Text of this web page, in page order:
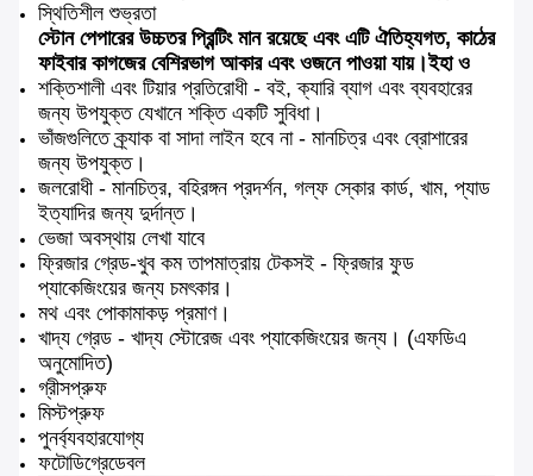
স্থিতিশীল শুভ্রতা
স্টোন পেপারের উচ্চতর প্রিন্টিং মান রয়েছে এবং এটি ঐতিহ্যগত, কাঠের
ফাইবার কাগজের বেশিরভাগ আকার এবং ওজনে পাওয়া যায়।ইহা ও
শক্তিশালী এবং টিয়ার প্রতিরোধী - বই, ক্যারি ব্যাগ এবং ব্যবহারের
জন্য উপযুক্ত যেখানে শক্তি একটি সুবিধা।
ভাঁজগুলিতে ক্র্যাক বা সাদা লাইন হবে না - মানচিত্র এবং ব্রোশারের
জন্য উপযুক্ত।
জলরোধী - মানচিত্র, বহিরঙ্গন প্রদর্শন, গল্ফ স্কোর কার্ড, খাম, প্যাড
ইত্যাদির জন্য দুর্দান্ত।
ভেজা অবস্থায় লেখা যাবে
ফ্রিজার গ্রেড-খুব কম তাপমাত্রায় টেকসই - ফ্রিজার ফুড
প্যাকেজিংয়ের জন্য চমৎকার।
মথ এবং পোকামাকড় প্রমাণ।
খাদ্য গ্রেড - খাদ্য স্টোরেজ এবং প্যাকেজিংয়ের জন্য। (এফডিএ
অনুমোদিত)
গ্রীসপ্রুফ
মিস্টপ্রুফ
পুনর্ব্যবহারযোগ্য
ফটোডিগ্রেডেবল